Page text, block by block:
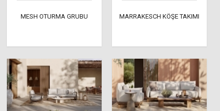
MESH OTURMA GRUBU MARRAKESCH KÖŞE TAKIMI